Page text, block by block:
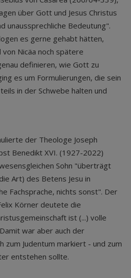
über Gott und Jesus Christus
unaussprechliche Bedeutung".
es gerne gehabt hätten,
Nicäa noch spätere
definieren, wie Gott zu
es um Formulierungen, die sein
in der Schwebe halten und
der Theologe Joseph
Benedikt XVI. (1927-2022)
Sohn "überträgt
Art) des Betens Jesu in
Fachsprache, nichts sonst". Der
Körner deutete die
ist (...) volle
war aber auch der
zum Judentum markiert - und zum
entstehen sollte.